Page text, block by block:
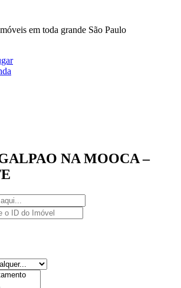
em toda grande São Paulo
NA MOOCA –